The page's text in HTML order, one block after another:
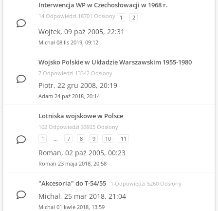
Interwencja WP w Czechosłowacji w 1968 r.
14 Odpowiedzi 18701 Odsłony 1 2
Wojtek, 09 paź 2005, 22:31
Michał 08 lis 2019, 09:12
Wojsko Polskie w Układzie Warszawskim 1955-1980
7 Odpowiedzi 13342 Odsłony
Piotr, 22 gru 2008, 20:19
Adam 24 paź 2018, 20:14
Lotniska wojskowe w Polsce
102 Odpowiedzi 33925 Odsłony
1
… 7 8 9 10 11
Roman, 02 paź 2005, 00:23
Roman 23 maja 2018, 20:58
"Akcesoria" do T-54/55 1 Odpowiedzi 5260 Odsłony
Michal, 25 mar 2018, 21:04
Michal 01 kwie 2018, 13:59